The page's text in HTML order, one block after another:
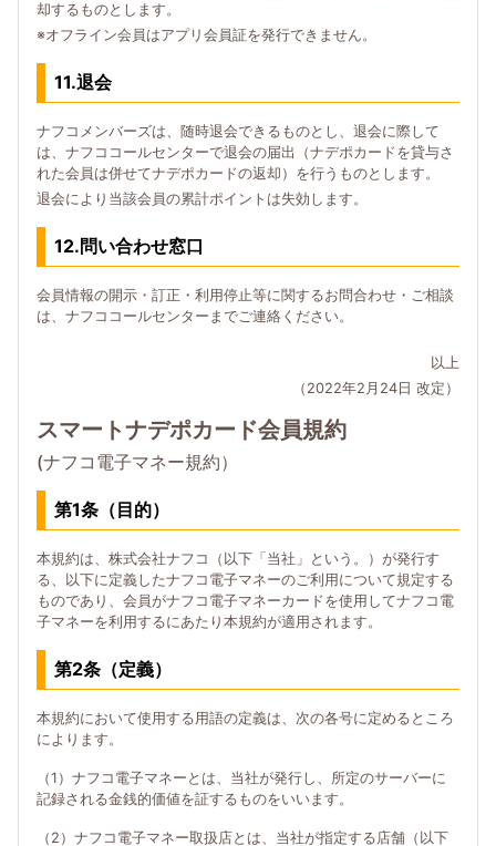
却するものとします。
※オフライン会員はアプリ会員証を発行できません。
11.退会
ナフコメンバーズは、随時退会できるものとし、退会に際して
は、ナフココールセンターで退会の届出（ナデポカードを貸与さ
れた会員は併せてナデポカードの返却）を行うものとします。
退会により当該会員の累計ポイントは失効します。
12.問い合わせ窓口
会員情報の開示・訂正・利用停止等に関するお問合わせ・ご相談
は、ナフココールセンターまでご連絡ください。
以上
（2022年2月24日 改定）
スマートナデポカード会員規約
(ナフコ電子マネー規約）
第1条（目的）
本規約は、株式会社ナフコ（以下「当社」という。）が発行す
る、以下に定義したナフコ電子マネーのご利用について規定する
ものであり、会員がナフコ電子マネーカードを使用してナフコ電
子マネーを利用するにあたり本規約が適用されます。
第2条（定義）
本規約において使用する用語の定義は、次の各号に定めるところ
によります。
（1）ナフコ電子マネーとは、当社が発行し、所定のサーバーに
記録される金銭的価値を証するものをいいます。
（2）ナフコ電子マネー取扱店とは、当社が指定する店舗（以下